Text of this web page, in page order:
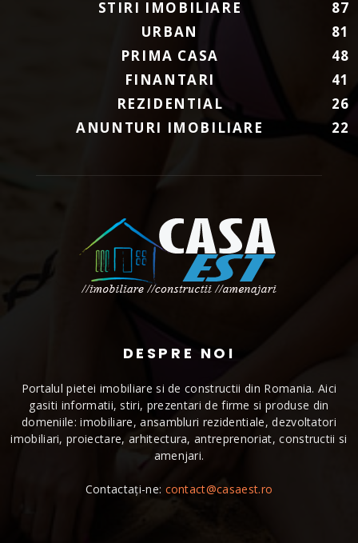
STIRI IMOBILIARE
87
URBAN
81
PRIMA CASA
48
FINANTARI
41
REZIDENTIAL
26
ANUNTURI IMOBILIARE
22
DESPRE NOI
Portalul pietei imobiliare si de constructii din Romania. Aici
gasiti informatii, stiri, prezentari de firme si produse din
domeniile: imobiliare, ansambluri rezidentiale, dezvoltatori
imobiliari, proiectare, arhitectura, antreprenoriat, constructii si
amenjari.
Contactați-ne: contact@casaest.ro